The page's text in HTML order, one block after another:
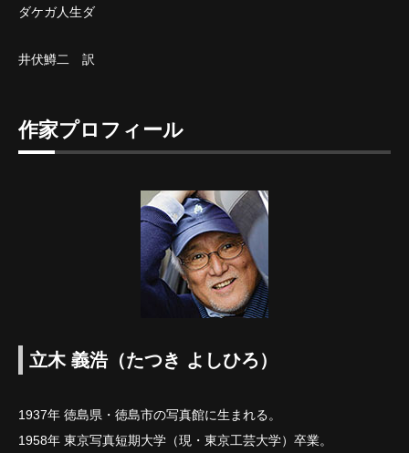
ダケガ人生ダ
井伏鱒二 訳
作家プロフィール
立木 義浩（たつき よしひろ）
1937年 徳島県・徳島市の写真館に生まれる。
1958年 東京写真短期大学（現・東京工芸大学）卒業。